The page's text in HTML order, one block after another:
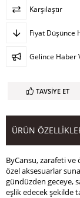
Karşılaştır
Fiyat Düşünce
Gelince Haber
TAVSIYE ET
ÜRÜN
ByCansu, zarafeti
özel aksesuarlar
gündüzden geceye,
eşlik edecek şekilde